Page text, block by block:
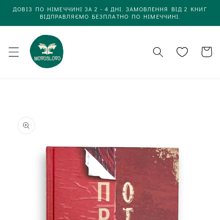
до
вмісту
ДОВІЗ ПО НІМЕЧЧИНІ ЗА 2 - 4 ДНІ. ЗАМОВЛЕННЯ ВІД 2 КНИГ
ВІДПРАВЛЯЄМО БЕЗПЛАТНО ПО НІМЕЧЧИНІ.
Кошик